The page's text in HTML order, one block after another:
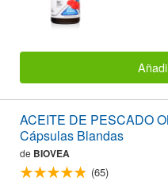
ACEITE DE PESCADO
Cápsulas Blandas
de BIOVEA
(65)